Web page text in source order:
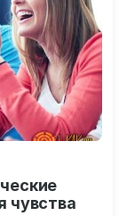
чувства